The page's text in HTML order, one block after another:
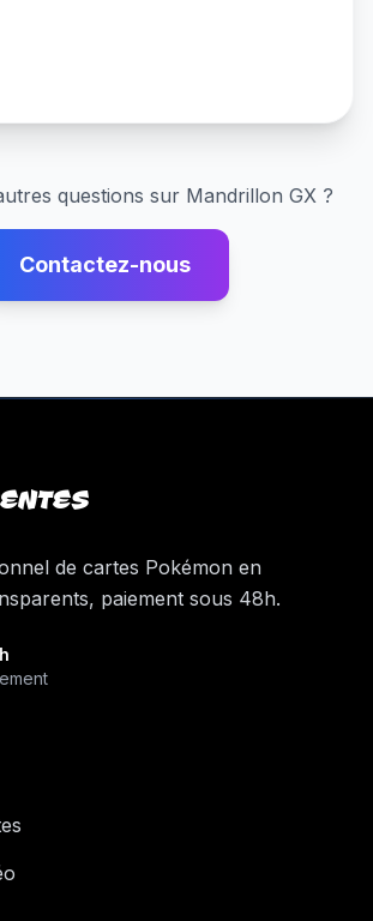
questions sur Mandrillon GX?
Contactez-nous
de cartes Pokémon en
paiement sous 48h.